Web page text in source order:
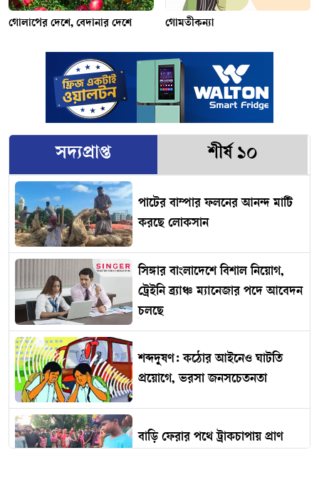
গোলাপের দেশে, বেদানার দেশে গোমতীকন্যা
সদ্যপ্রাপ্ত শীর্ষ ১০
পাটের বাম্পার ফলনের আনন্দ মাটি
করছে লোকসান
সিঙ্গার বাংলাদেশে বিশাল নিয়োগ,
ট্রেইনি ব্র্যাঞ্চ ম্যানেজার পদে আবেদন
চলছে
শব্দদূষণ: কঠোর আইনেও ঘাটতি
প্রয়োগে, ভরসা জনসচেতনতা
বাড়ি ফেরার পথে ট্রাকচাপায় প্রাণ